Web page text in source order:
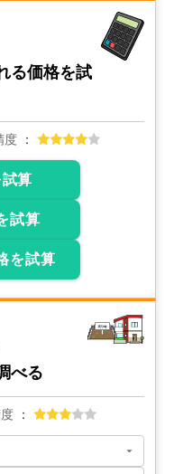
2022年11月
面積:991
2022年11月
面積:198㎡
る価格を試
度
算
試算
を試算
べる